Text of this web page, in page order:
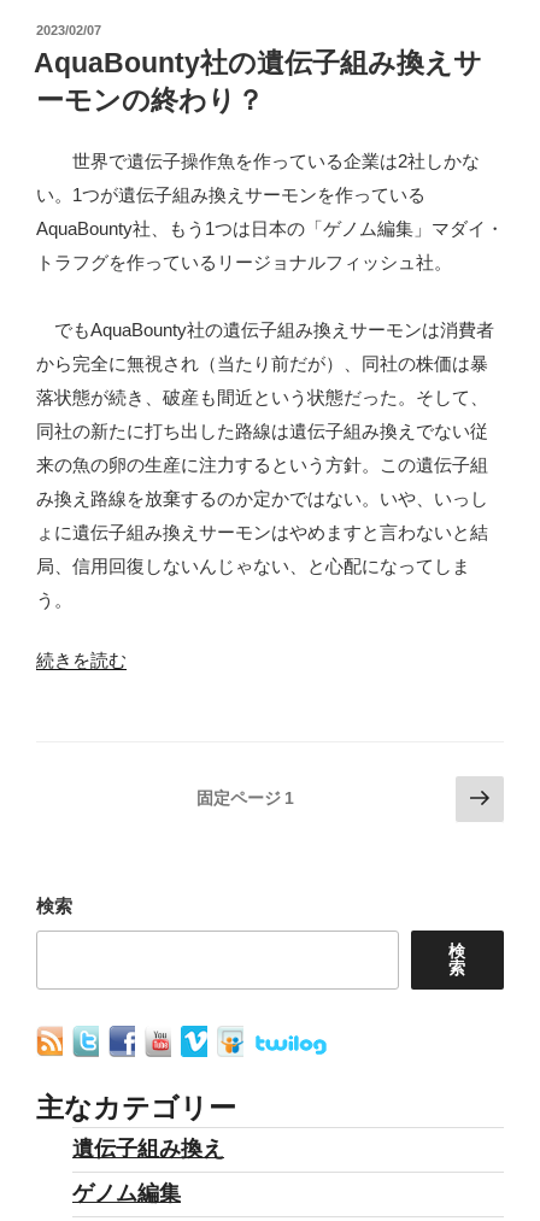
ナ
ダ
で
伝
子
組
え
サ
ー
モ
ン
か
ら
撤
投
稿
日:
2023/02/07
AquaBounty社の遺伝子組み換えサ
ーモンの終わり？
世界で遺伝子操作魚を作っている企業は2社しかな
い。1つが遺伝子組み換えサーモンを作っている
AquaBounty社、もう1つは日本の「ゲノム編集」マダイ・
トラフグを作っているリージョナルフィッシュ社。
でもAquaBounty社の遺伝子組み換えサーモンは消費者
から完全に無視され（当たり前だが）、同社の株価は暴
落状態が続き、破産も間近という状態だった。そして、
同社の新たに打ち出した路線は遺伝子組み換えでない従
来の魚の卵の生産に注力するという方針。この遺伝子組
み換え路線を放棄するのか定かではない。いや、いっし
ょに遺伝子組み換えサーモンはやめますと言わないと結
局、信用回復しないんじゃない、と心配になってしま
う。
“AquaBounty
み
換
サ
ー
ン
続きを読む
ペ
ー
ジ
り
固定ページ 1
次
の
検索
検
索
主なカテゴリー
遺伝子組み換え
ゲノム編集